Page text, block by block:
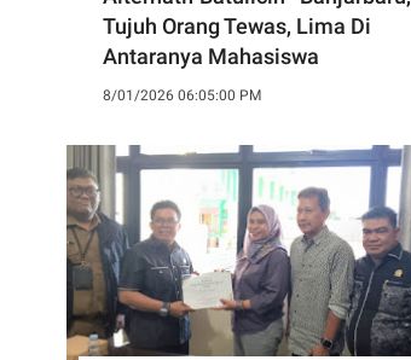
Tujuh Orang Tewas, Lima Di
Antaranya Mahasiswa
8/01/2026 06:05:00 PM